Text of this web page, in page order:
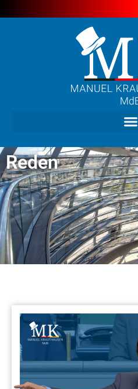
Reden